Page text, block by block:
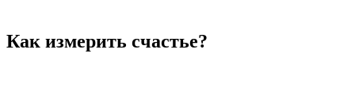
Как измерить счастье?